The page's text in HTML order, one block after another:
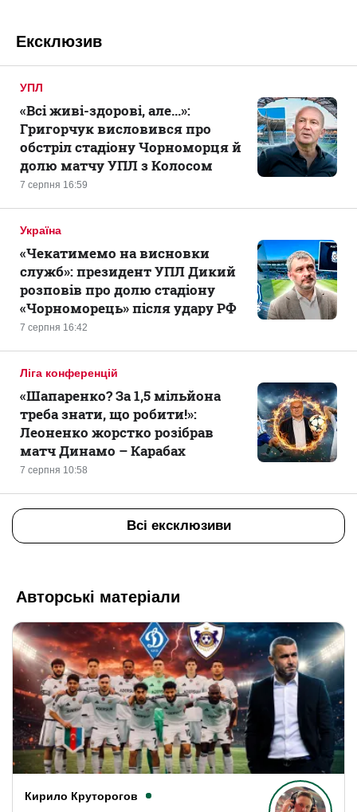
Ексклюзив
УПЛ
7 серпня 16:59
«Всі живі-здорові, але...»:
Григорчук висловився про
обстріл стадіону Чорноморця й
долю матчу УПЛ з Колосом
Україна
7 серпня 16:42
«Чекатимемо на висновки
служб»: президент УПЛ Дикий
розповів про долю стадіону
«Чорноморець» після удару РФ
Ліга конференцій
7 серпня 10:58
«Шапаренко? За 1,5 мільйона
треба знати, що робити!»:
Леоненко жорстко розібрав
матч Динамо – Карабах
Всі ексклюзиви
Авторські матеріали
Кирило Круторогов